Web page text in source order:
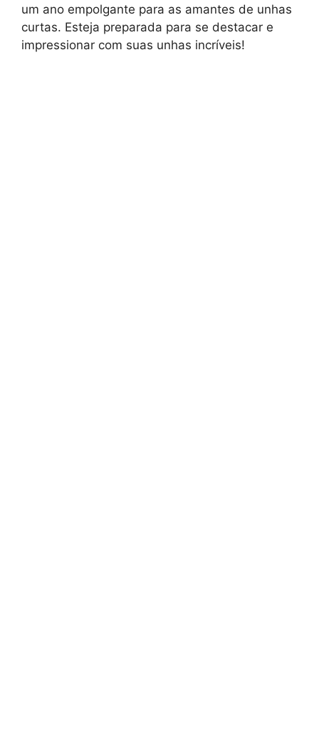
um ano empolgante para as amantes de unhas
curtas. Esteja preparada para se destacar e
impressionar com suas unhas incríveis!